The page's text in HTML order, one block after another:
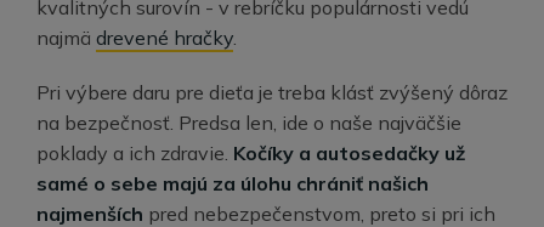
kvalitných surovín - v rebríčku populárnosti vedú
najmä drevené hračky
Pri výbere daru pre dieťa je treba klásť zvýšený dôraz
na bezpečnosť. Predsa len, ide o naše najväčšie
poklady a ich zdravie. Kočíky a autosedačky už
samé o sebe majú za úlohu chrániť našich
najmenších pred nebezpečenstvom, preto si pri ich